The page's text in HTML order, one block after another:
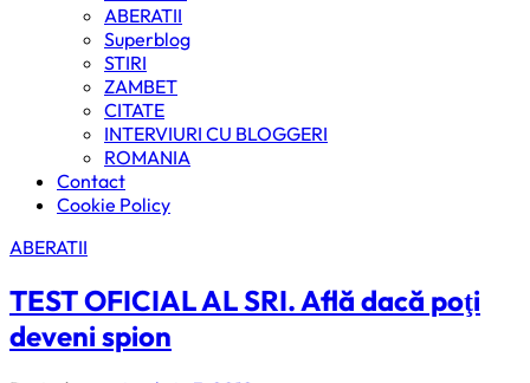
ABERATII
Superblog
STIRI
ZAMBET
CITATE
INTERVIURI CU BLOGGERI
ROMANIA
Contact
Cookie Policy
ABERATII
TEST OFICIAL AL SRI. Află dacă poţi
deveni spion